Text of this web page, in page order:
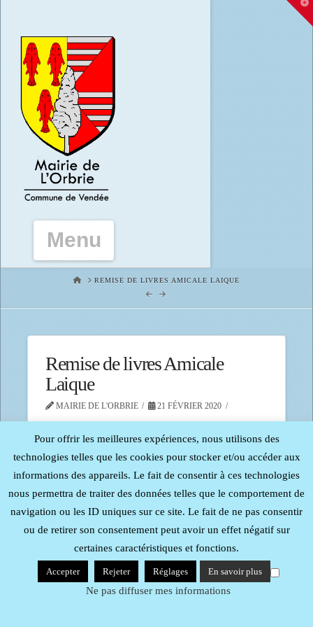
HOMEREMISE DE LIVRES AMICALE LAIQUE
Remise de livres Amicale
Laique
MAIRIE DE L'ORBRIE 21 FÉVRIER 2020
Probureau| Mentions Légales
Pour offrir les meilleures expériences, nous utilisons des
technologies telles que les cookies pour stocker et/ou accéder aux
informations des appareils. Le fait de consentir à ces technologies
nous permettra de traiter des données telles que le comportement de
navigation ou les ID uniques sur ce site. Le fait de ne pas consentir
ou de retirer son consentement peut avoir un effet négatif sur
certaines caractéristiques et fonctions.
Accepter Rejeter Réglages En savoir plus
Ne pas diffuser mes informations